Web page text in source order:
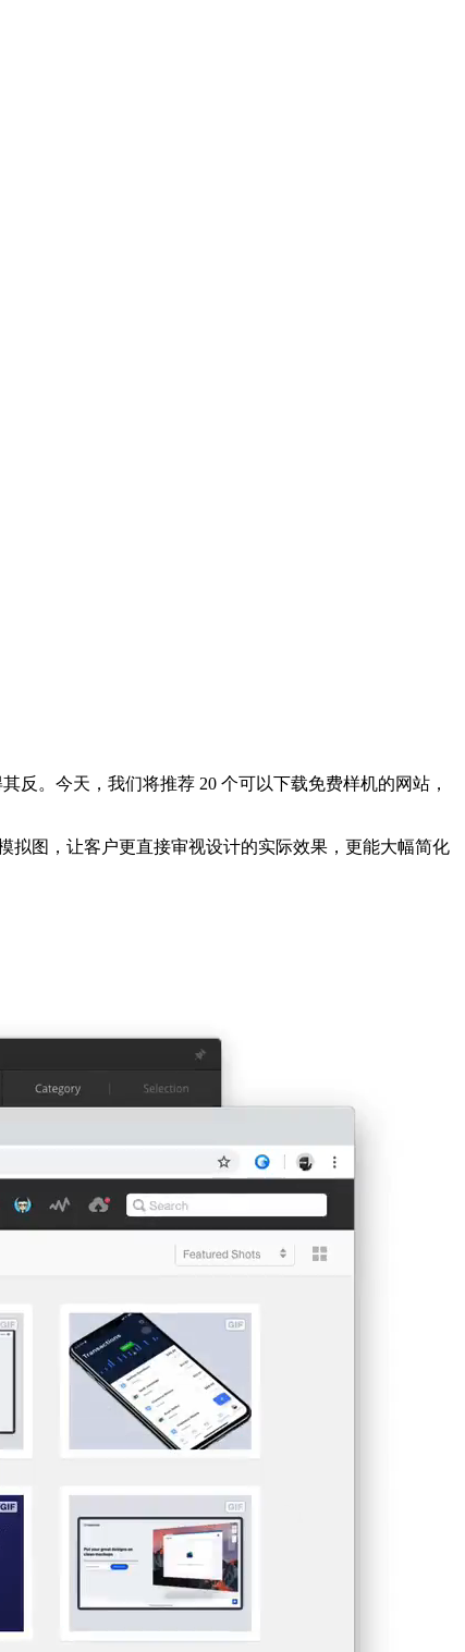
反。今天，我们将推荐 20 个可以下载免费样机的网站，
拟图，让客户更直接审视设计的实际效果，更能大幅简化